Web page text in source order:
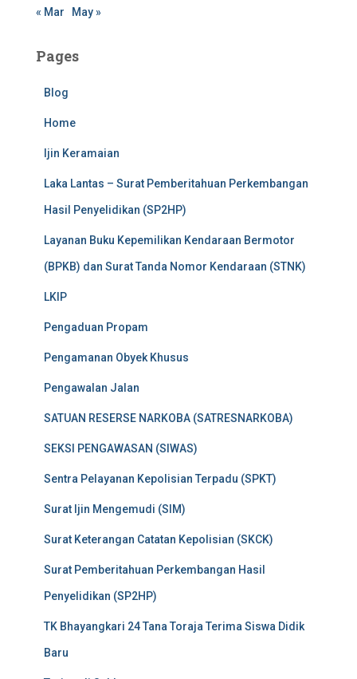
« Mar
May »
Pages
Blog
Home
Ijin Keramaian
Laka Lantas – Surat Pemberitahuan Perkembangan
Hasil Penyelidikan (SP2HP)
Layanan Buku Kepemilikan Kendaraan Bermotor
(BPKB) dan Surat Tanda Nomor Kendaraan (STNK)
LKIP
Pengaduan Propam
Pengamanan Obyek Khusus
Pengawalan Jalan
SATUAN RESERSE NARKOBA (SATRESNARKOBA)
SEKSI PENGAWASAN (SIWAS)
Sentra Pelayanan Kepolisian Terpadu (SPKT)
Surat Ijin Mengemudi (SIM)
Surat Keterangan Catatan Kepolisian (SKCK)
Surat Pemberitahuan Perkembangan Hasil
Penyelidikan (SP2HP)
TK Bhayangkari 24 Tana Toraja Terima Siswa Didik
Baru